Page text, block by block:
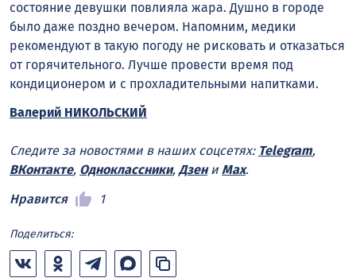
состояние девушки повлияла жара. Душно в городе
было даже поздно вечером. Напомним, медики
рекомендуют в такую погоду не рисковать и отказаться
от горячительного. Лучше провести время под
кондиционером и с прохладительными напитками.
Валерий НИКОЛЬСКИЙ
Следите за новостями в наших соцсетях: Telegram,
ВКонтакте, Одноклассники, Дзени Max.
Нравится
1
Поделиться: